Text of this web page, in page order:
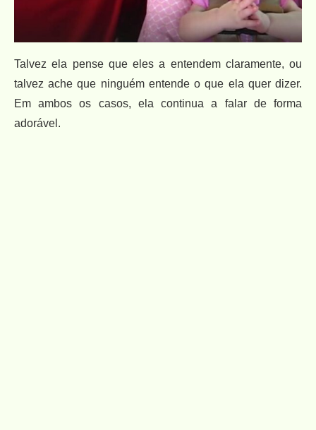
Talvez ela pense que eles a entendem claramente, ou
talvez ache que ninguém entende o que ela quer dizer.
Em ambos os casos, ela continua a falar de forma
adorável.